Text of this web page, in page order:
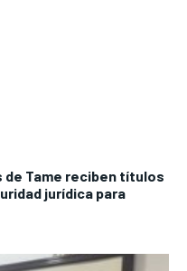
de Tame reciben títulos
jurídica para